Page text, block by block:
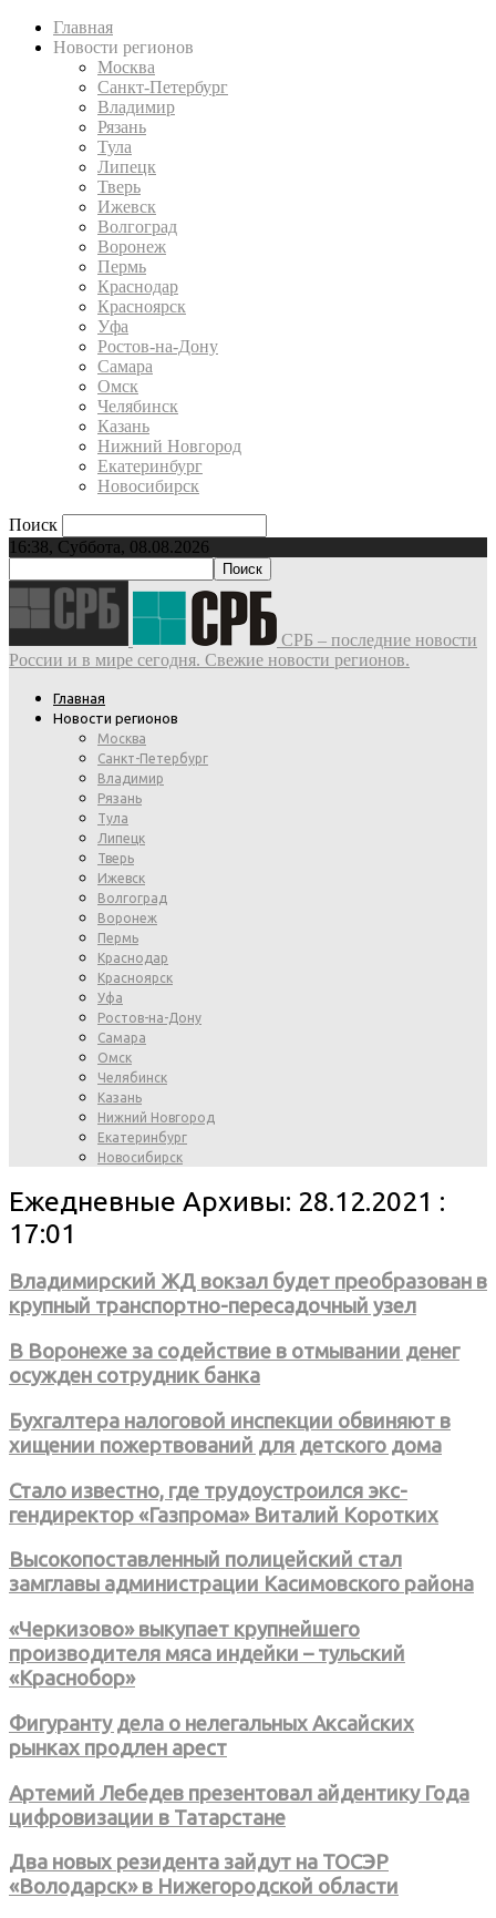
Главная
Новости регионов
Москва
Санкт-Петербург
Владимир
Рязань
Тула
Липецк
Тверь
Ижевск
Волгоград
Воронеж
Пермь
Краснодар
Красноярск
Уфа
Ростов-на-Дону
Самара
Омск
Челябинск
Казань
Нижний Новгород
Екатеринбург
Новосибирск
Поиск
16:38, Суббота, 08.08.2026
СРБ – последние новости
России и в мире сегодня. Свежие новости регионов.
Главная
Новости регионов
Москва
Санкт-Петербург
Владимир
Рязань
Тула
Липецк
Тверь
Ижевск
Волгоград
Воронеж
Пермь
Краснодар
Красноярск
Уфа
Ростов-на-Дону
Самара
Омск
Челябинск
Казань
Нижний Новгород
Екатеринбург
Новосибирск
Ежедневные Архивы: 28.12.2021 :
17:01
Владимирский ЖД вокзал будет преобразован в
крупный транспортно-пересадочный узел
В Воронеже за содействие в отмывании денег
осужден сотрудник банка
Бухгалтера налоговой инспекции обвиняют в
хищении пожертвований для детского дома
Стало известно, где трудоустроился экс-
гендиректор «Газпрома» Виталий Коротких
Высокопоставленный полицейский стал
замглавы администрации Касимовского района
«Черкизово» выкупает крупнейшего
производителя мяса индейки – тульский
«Краснобор»
Фигуранту дела о нелегальных Аксайских
рынках продлен арест
Артемий Лебедев презентовал айдентику Года
цифровизации в Татарстане
Два новых резидента зайдут на ТОСЭР
«Володарск» в Нижегородской области